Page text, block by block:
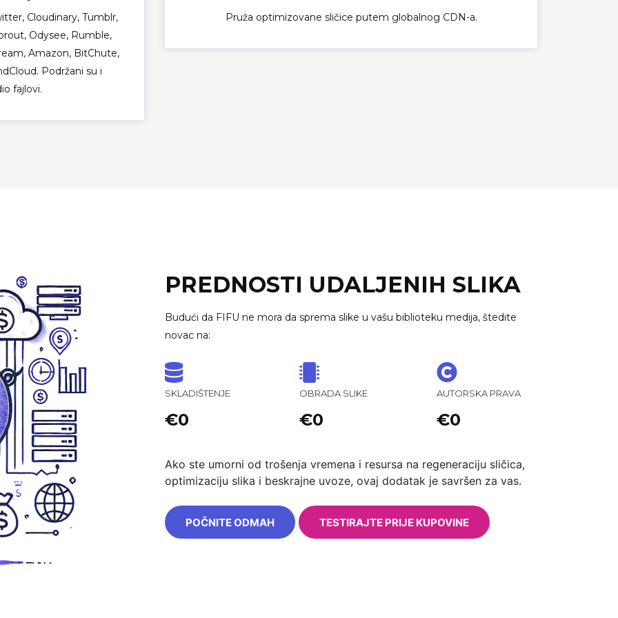
Cloudinary, Tumblr,
Odysee, Rumble,
Amazon, BitChute,
Podržani su i
fajlovi.
Pruža optimizovane sličice putem globalnog CDN-a.
PREDNOSTI UDALJENIH SLIKA
Budući da FIFU ne mora da sprema slike u vašu biblioteku medija, štedite
novac na:
SKLADIŠTENJE
€0
OBRADA SLIKE
€0
AUTORSKA PRAVA
€0
Ako ste umorni od trošenja vremena i resursa na regeneraciju sličica,
optimizaciju slika i beskrajne uvoze, ovaj dodatak je savršen za vas.
POČNITE ODMAH TESTIRAJTE PRIJE KUPOVINE